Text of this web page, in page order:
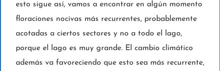
esto sigue así, vamos a encontrar en algún momento
floraciones nocivas más recurrentes, probablemente
acotadas a ciertos sectores y no a todo el lago,
porque el lago es muy grande. El cambio climático
además va favoreciendo que esto sea más recurrente,